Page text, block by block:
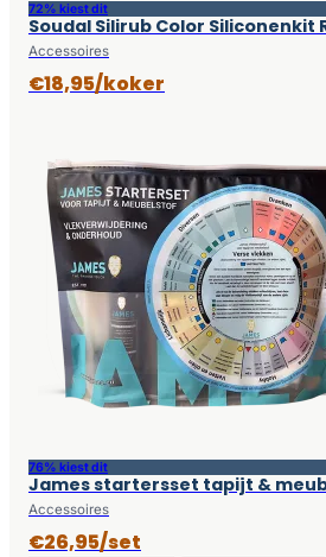
72% kiest dit
Soudal Silirub Color Siliconenkit
Accessoires
€18,95/koker
76% kiest dit
James startersset tapijt &
Accessoires
€26,95/set